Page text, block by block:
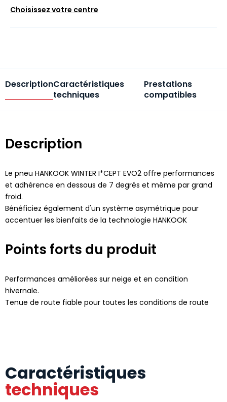
Choisissez votre centre
DescriptionCaractéristiques
techniques
Prestations
compatibles
Description
Le pneu HANKOOK WINTER I*CEPT EVO2 offre performances
et adhérence en dessous de 7 degrés et même par grand
froid.
Bénéficiez également d'un système asymétrique pour
accentuer les bienfaits de la technologie HANKOOK
Points forts du produit
Performances améliorées sur neige et en condition
hivernale.
Tenue de route fiable pour toutes les conditions de route
Caractéristiques
techniques